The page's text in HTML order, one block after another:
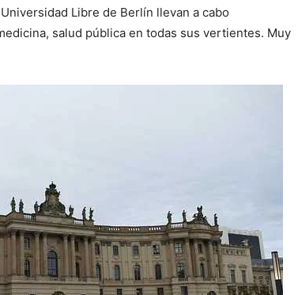
Libre de Berlín llevan a cabo
salud pública en todas sus vertientes. Muy